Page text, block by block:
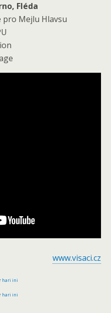
Fléda
pro Mejlu Hlavsu
www.visaci.cz
hari ini
hari ini